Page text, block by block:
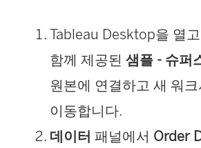
Tableau Desktop을 열
함께 제공된 샘플 - 슈퍼
원본에 연결하고 새 워
이동합니다.
데이터 패널에서 Order